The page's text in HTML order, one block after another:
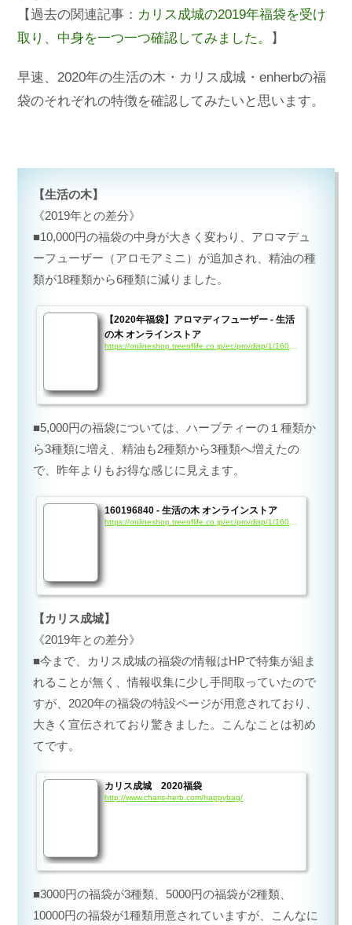
【過去の関連記事： カリス成城の2019年福袋を受け
取り、中身を一つ一つ確認してみました。
】
早速、2020年の生活の木・カリス成城・enherbの福
袋のそれぞれの特徴を確認してみたいと思います。
【生活の木】
《2019年との差分》
■10,000円の福袋の中身が大きく変わり、アロマデュ
ーフューザー（アロモアミニ）が追加され、精油の種
類が18種類から6種類に減りました。
【2020年福袋】アロマディフューザー - 生活
の木 オンラインストア
■5,000円の福袋については、ハーブティーの１種類か
ら3種類に増え、精油も2種類から3種類へ増えたの
で、昨年よりもお得な感じに見えます。
160196840 - 生活の木 オンラインストア
【カリス成城】
《2019年との差分》
■今まで、カリス成城の福袋の情報はHPで特集が組ま
れることが無く、情報収集に少し手間取っていたので
すが、2020年の福袋の特設ページが用意されており、
大きく宣伝されており驚きました。こんなことは初め
てです。
カリス成城 2020福袋
http://www.charis-herb.com/happybag/
■3000円の福袋が3種類、5000円の福袋が2種類、
10000円の福袋が1種類用意されていますが、こんなに